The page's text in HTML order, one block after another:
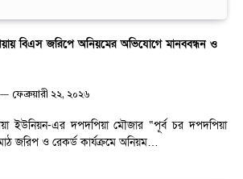
বিএস জরিপে অনিয়মের অভিযোগে মানববন্ধন ও
ফেব্রুয়ারী ২২, ২০২৬
ইউনিয়ন-এর দপদপিয়া মৌজার “পূর্ব চর দপদপিয়া
জরিপ ও রেকর্ড কার্যক্রমে অনিয়ম…